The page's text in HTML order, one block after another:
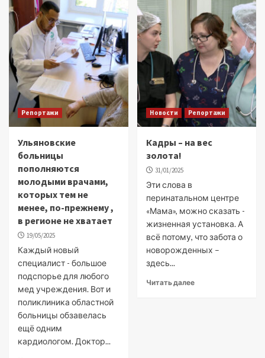
Репортажи
Ульяновские
больницы
пополняются
молодыми врачами,
которых тем не
менее, по-прежнему ,
в регионе не хватает
19/05/2025
Каждый новый
специалист - большое
подспорье для любого
мед учреждения. Вот и
поликлиника областной
больницы обзавелась
ещё одним
кардиологом. Доктор...
Новости Репортажи
Кадры – на вес
золота!
31/01/2025
Эти слова в
перинатальном центре
«Мама», можно сказать -
жизненная установка. А
всё потому, что забота о
новорожденных –
здесь...
Читать далее